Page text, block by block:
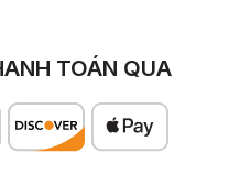
TOÁN QUA